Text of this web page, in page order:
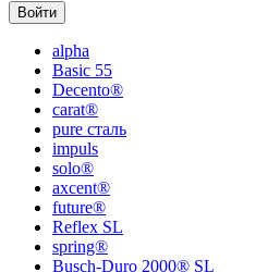
alpha
Basic 55
Decento®
carat®
pure сталь
impuls
solo®
axcent®
future®
Reflex SL
spring®
Busch-Duro 2000® SL